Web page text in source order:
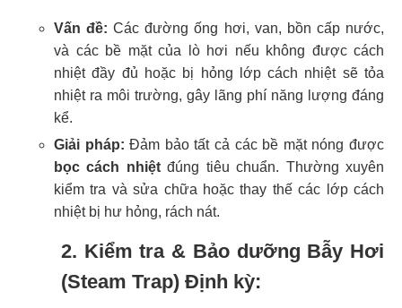
Vấn đề: Các đường ống hơi, van, bồn cấp nước,
và các bề mặt của lò hơi nếu không được cách
nhiệt đầy đủ hoặc bị hỏng lớp cách nhiệt sẽ tỏa
nhiệt ra môi trường, gây lãng phí năng lượng đáng
kể.
Giải pháp: Đảm bảo tất cả các bề mặt nóng được
bọc cách nhiệtđúng tiêu chuẩn. Thường xuyên
kiểm tra và sửa chữa hoặc thay thế các lớp cách
nhiệt bị hư hỏng, rách nát.
2. Kiểm tra & Bảo dưỡng Bẫy Hơi
(Steam Trap) Định kỳ: